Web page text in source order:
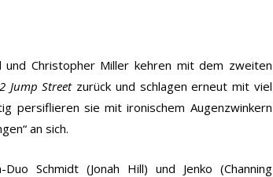
und Christopher Miller kehren mit dem zweiten
Jump Streetzurück und schlagen erneut mit viel
persiflieren sie mit ironischem Augenzwinkern
an sich.
Schmidt (Jonah Hill) und Jenko (Channing